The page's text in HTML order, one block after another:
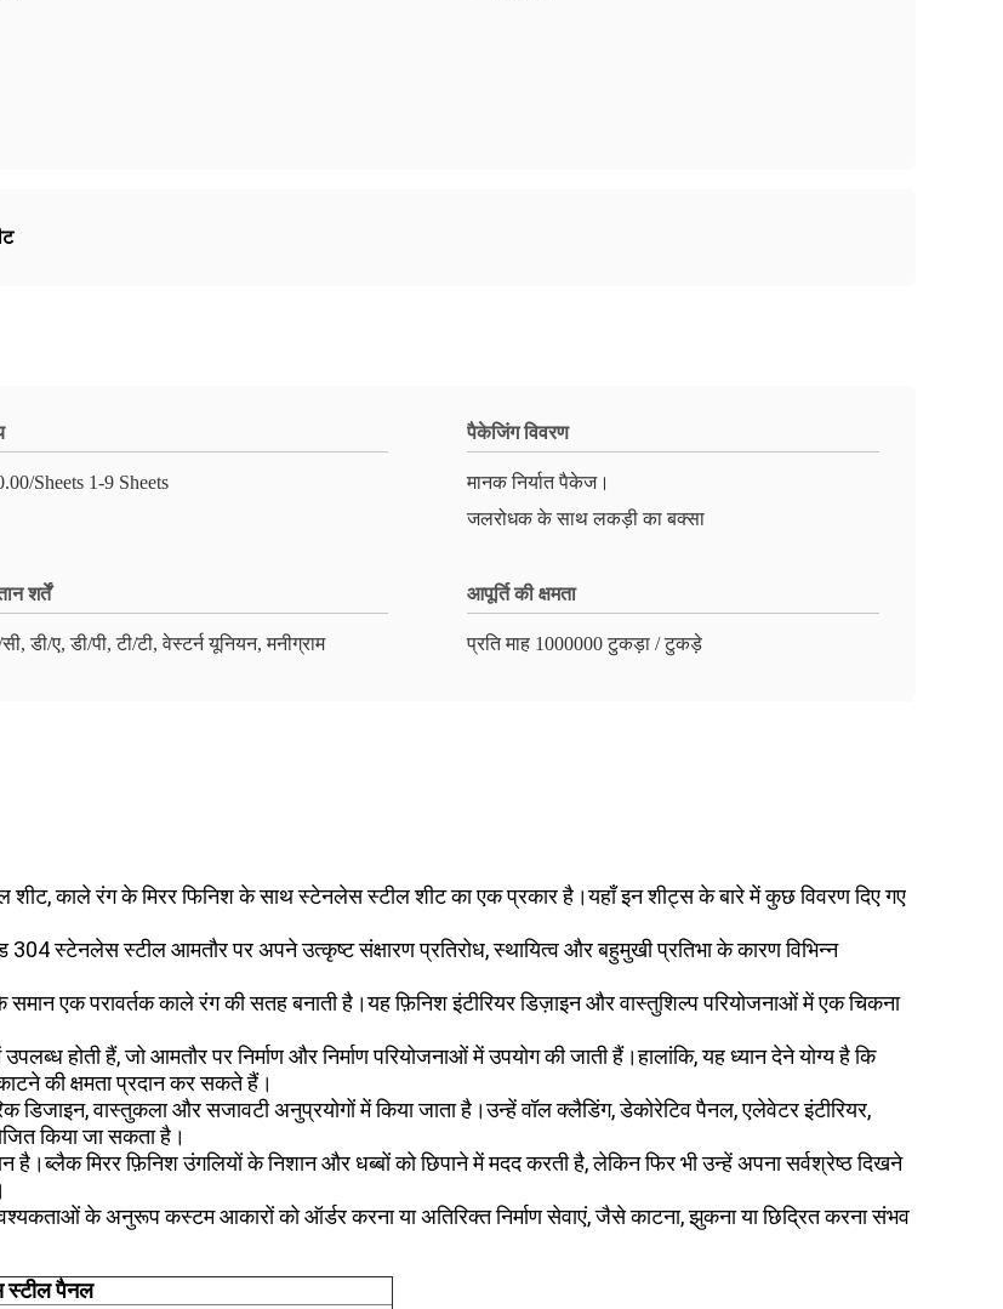
Sheets 1-9 Sheets
पैकेजिंग विवरण
मानक निर्यात पैकेज।
जलरोधक के साथ लकड़ी का बक्सा
शर्तें
डी/ए, डी/पी, टी/टी, वेस्टर्न यूनियन, मनीग्राम
आपूर्ति की क्षमता
प्रति माह 1000000 टुकड़ा / टुकड़े
काले रंग के मिरर फिनिश के साथ स्टेनलेस स्टील शीट का एक प्रकार है।यहाँ इन शीट्स के बारे में कुछ विवरण दिए गए
स्टेनलेस स्टील आमतौर पर अपने उत्कृष्ट संक्षारण प्रतिरोध, स्थायित्व और बहुमुखी प्रतिभा के कारण विभिन्न
एक परावर्तक काले रंग की सतह बनाती है।यह फ़िनिश इंटीरियर डिज़ाइन और वास्तुशिल्प परियोजनाओं में एक चिकना
होती हैं, जो आमतौर पर निर्माण और निर्माण परियोजनाओं में उपयोग की जाती हैं।हालांकि, यह ध्यान देने योग्य है कि
की क्षमता प्रदान कर सकते हैं।
वास्तुकला और सजावटी अनुप्रयोगों में किया जाता है।उन्हें वॉल क्लैडिंग, डेकोरेटिव पैनल, एलेवेटर इंटीरियर,
किया जा सकता है।
मिरर फ़िनिश उंगलियों के निशान और धब्बों को छिपाने में मदद करती है, लेकिन फिर भी उन्हें अपना सर्वश्रेष्ठ दिखने
के अनुरूप कस्टम आकारों को ऑर्डर करना या अतिरिक्त निर्माण सेवाएं, जैसे काटना, झुकना या छिद्रित करना संभव
स्टील पैनल